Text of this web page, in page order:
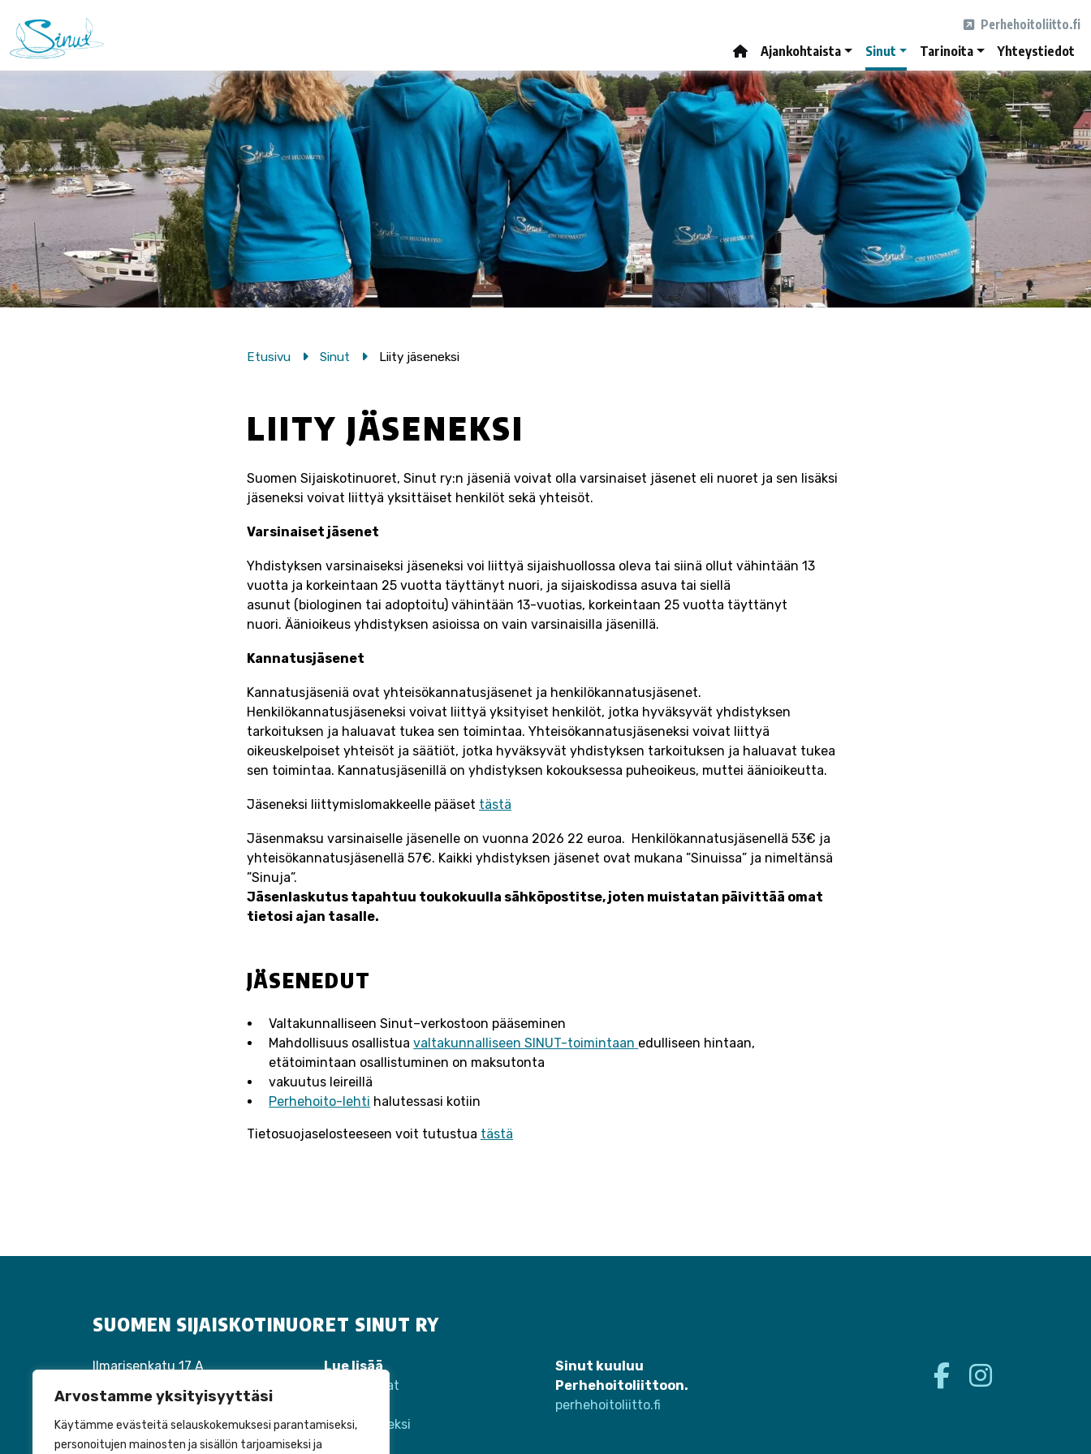
Arvostamme yksityisyyttäsi
Käytämme evästeitä selauskokemuksesi parantamiseksi,
personoitujen mainosten ja sisällön tarjoamiseksi ja
Perhehoitoliitto.fi
Ajankohtaista Sinut Tarinoita Yhteystiedot
Etusivu Sinut Liity jäseneksi
LIITY JÄSENEKSI
Suomen Sijaiskotinuoret, Sinut ry:n jäseniä voivat olla varsinaiset jäsenet eli nuoret ja sen lisäksi
jäseneksi voivat liittyä yksittäiset henkilöt sekä yhteisöt.
Varsinaiset jäsenet
Yhdistyksen varsinaiseksi jäseneksi voi liittyä sijaishuollossa oleva tai siinä ollut vähintään 13
vuotta ja korkeintaan 25 vuotta täyttänyt nuori, ja sijaiskodissa asuva tai siellä
asunut (biologinen tai adoptoitu) vähintään 13-vuotias, korkeintaan 25 vuotta täyttänyt
nuori. Äänioikeus yhdistyksen asioissa on vain varsinaisilla jäsenillä.
Kannatusjäsenet
Kannatusjäseniä ovat yhteisökannatusjäsenet ja henkilökannatusjäsenet.
Henkilökannatusjäseneksi voivat liittyä yksityiset henkilöt, jotka hyväksyvät yhdistyksen
tarkoituksen ja haluavat tukea sen toimintaa. Yhteisökannatusjäseneksi voivat liittyä
oikeuskelpoiset yhteisöt ja säätiöt, jotka hyväksyvät yhdistyksen tarkoituksen ja haluavat tukea
sen toimintaa. Kannatusjäsenillä on yhdistyksen kokouksessa puheoikeus, muttei äänioikeutta.
Jäseneksi liittymislomakkeelle pääset tästä
Jäsenmaksu varsinaiselle jäsenelle on vuonna 2026 22 euroa. Henkilökannatusjäsenellä 53€ ja
yhteisökannatusjäsenellä 57€. Kaikki yhdistyksen jäsenet ovat mukana ”Sinuissa” ja nimeltänsä
”Sinuja”.
Jäsenlaskutus tapahtuu toukokuulla sähköpostitse, joten muistatan päivittää omat
tietosi ajan tasalle.
JÄSENEDUT
Valtakunnalliseen Sinut–verkostoon pääseminen
Mahdollisuus osallistuavaltakunnalliseen SINUT-toimintaan edulliseen hintaan,
etätoimintaan osallistuminen on maksutonta
vakuutus leireillä
Perhehoito-lehti halutessasi kotiin
Tietosuojaselosteeseen voit tutustua tästä
SUOMEN SIJAISKOTINUORET SINUT RY
Ilmarisenkatu 17 A
Puh:040 310 1447
laura.tiippana@perhehoitoliitto.fi
Lue lisää
Tapahtumat
Liity jäseneksi
Sinut kuuluu
Perhehoitoliittoon.
perhehoitoliitto.fi